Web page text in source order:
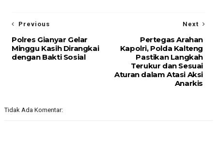
Next
Pertegas Arahan
Kapolri, Polda Kalteng
Pastikan Langkah
Terukur dan Sesuai
Aturan dalam Atasi Aksi
Anarkis
Previous
Polres Gianyar Gelar
Minggu Kasih Dirangkai
dengan Bakti Sosial
Tidak Ada Komentar: